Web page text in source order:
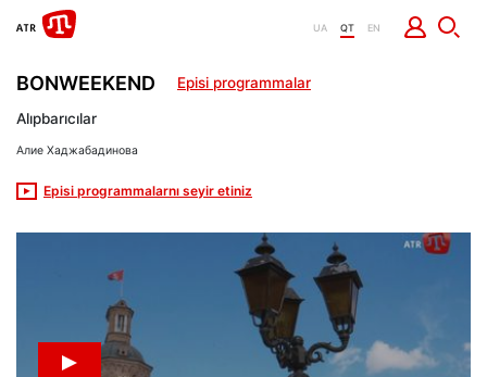
UA QT EN
BONWEEKEND Episi programmalar
Alıpbarıcılar
Алие Хаджабадинова
Episi programmalarnı seyir etiniz